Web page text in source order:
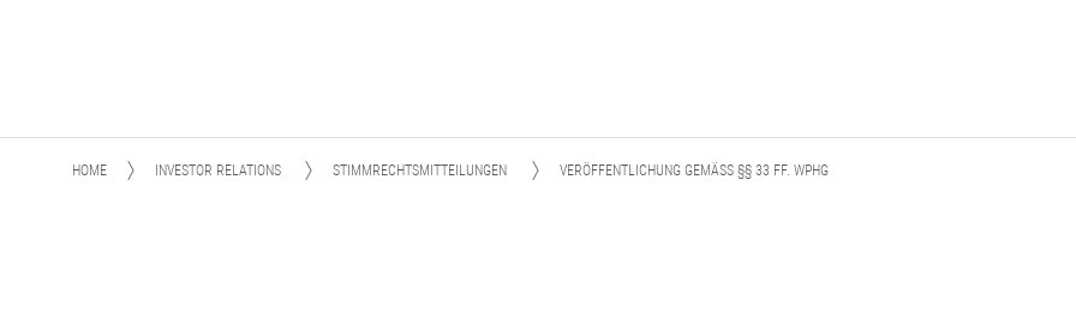
HOME INVESTOR RELATIONS STIMMRECHTSMITTEILUNGEN VERÖFFENTLICHUNG GEMÄSS §§ 33 FF. WPHG